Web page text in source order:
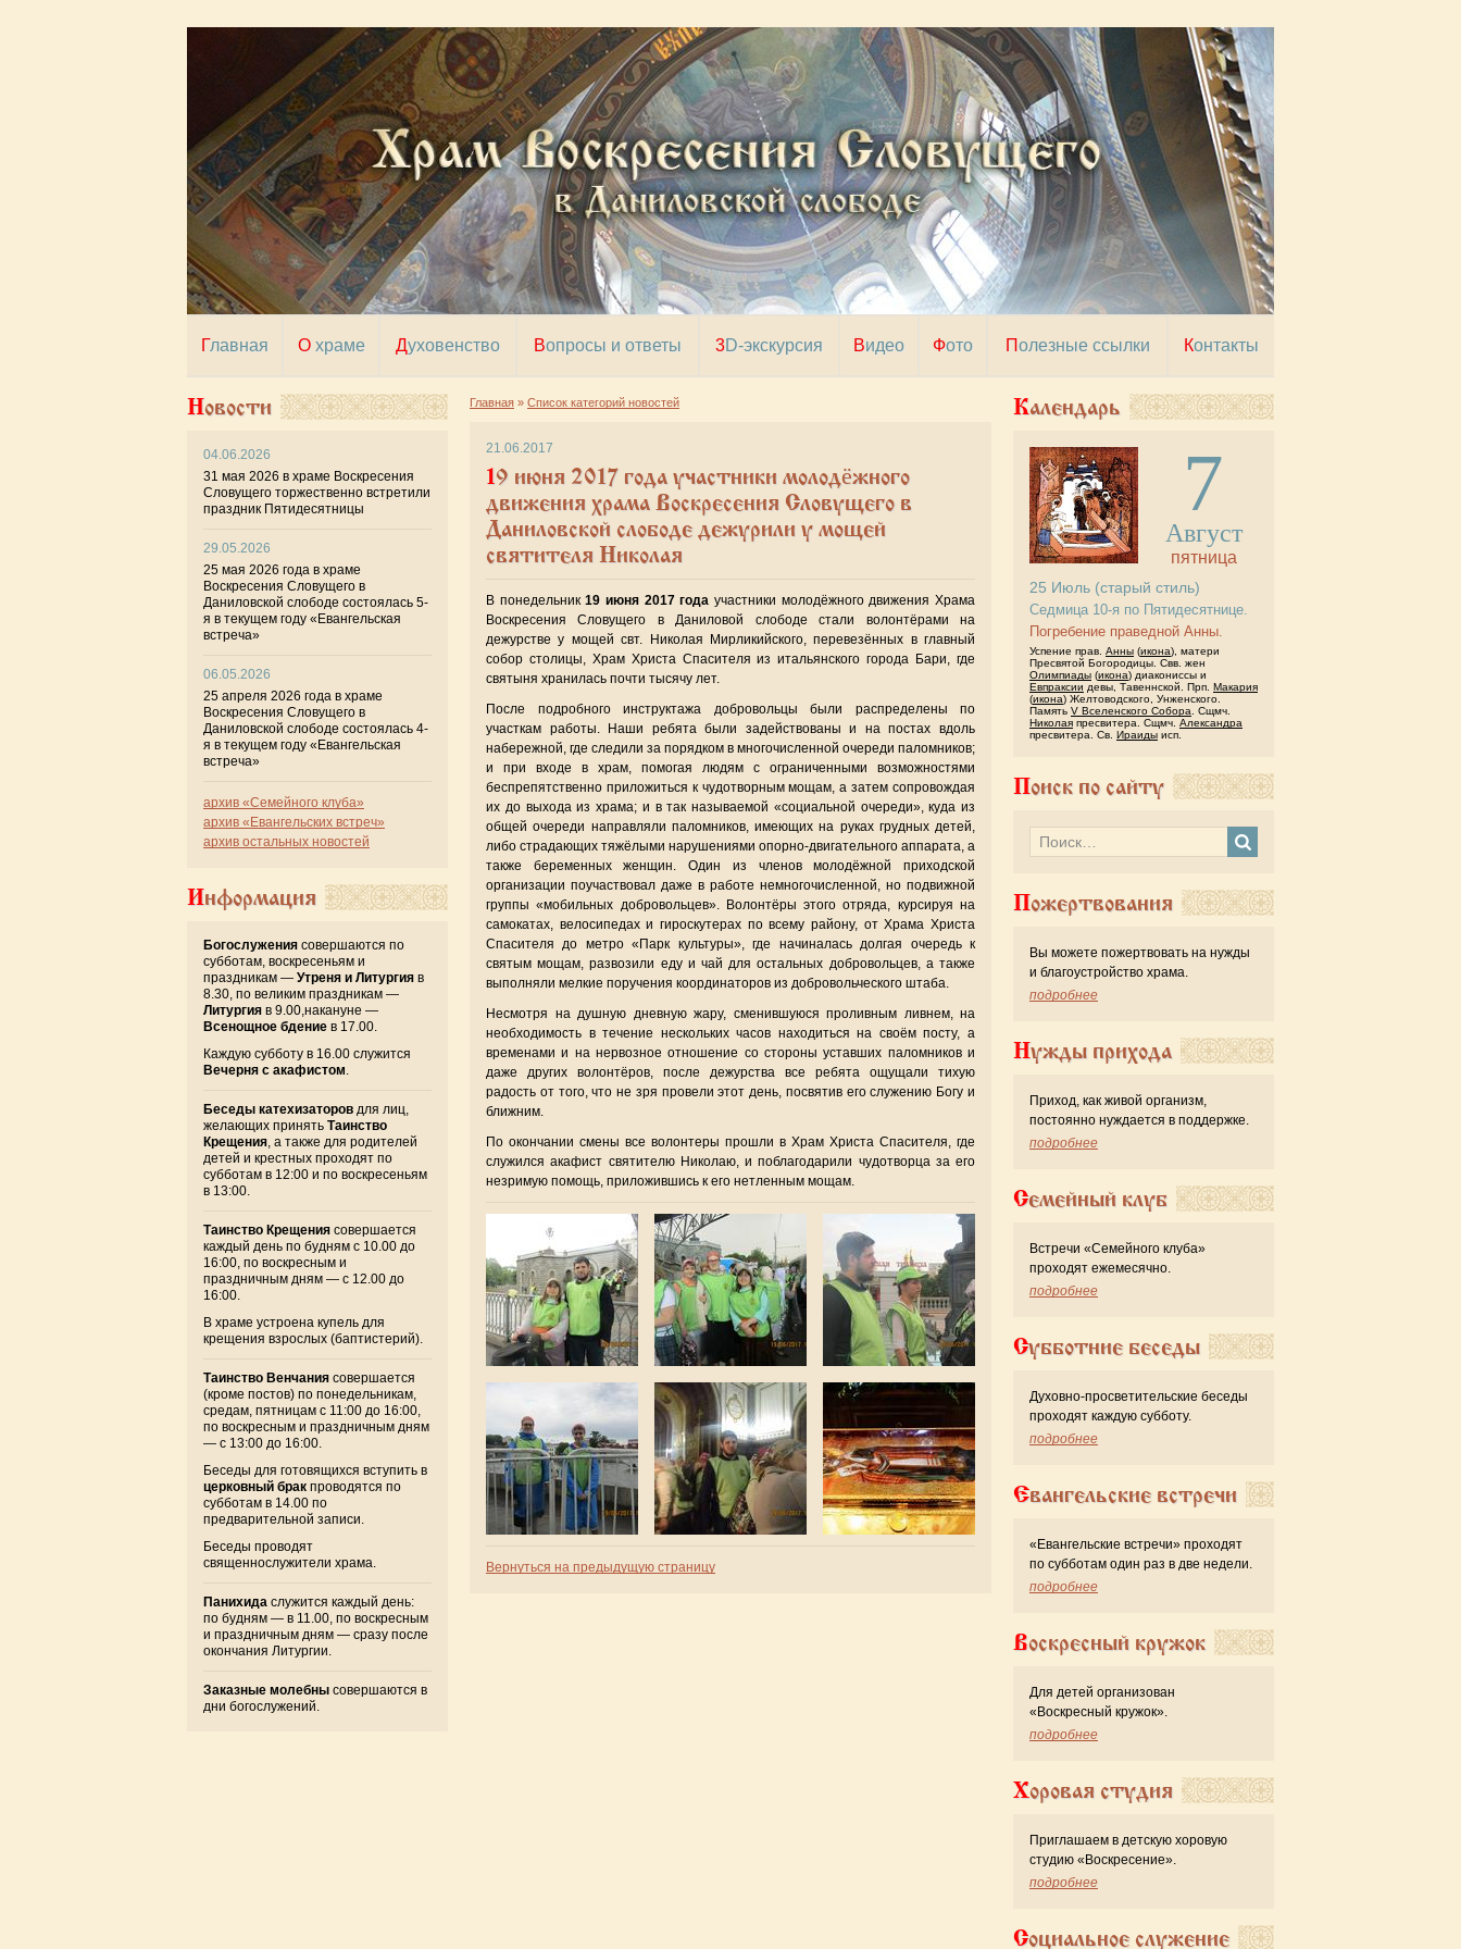
Главная О храме Духовенство Вопросы и ответы 3D-экскурсия Видео Фото Полезные ссылки Контакты
Главная » Список категорий новостей
21.06.2017
19 июня 2017 года участники молодёжного
движения храма Воскресения Словущего в
Даниловской слободе дежурили у мощей
святителя Николая
В понедельник19 июня 2017 года участники молодёжного движения Храма
Воскресения Словущего в Даниловой слободе стали волонтёрами на
дежурстве у мощей свт. Николая Мирликийского, перевезённых в главный
собор столицы, Храм Христа Спасителя из итальянского города Бари, где
святыня хранилась почти тысячу лет.
После подробного инструктажа добровольцы были распределены по
участкам работы. Наши ребята были задействованы и на постах вдоль
набережной, где следили за порядком в многочисленной очереди паломников;
и при входе в храм, помогая людям с ограниченными возможностями
беспрепятственно приложиться к чудотворным мощам, а затем сопровождая
их до выхода из храма; и в так называемой «социальной очереди», куда из
общей очереди направляли паломников, имеющих на руках грудных детей,
либо страдающих тяжёлыми нарушениями опорно-двигательного аппарата, а
также беременных женщин. Один из членов молодёжной приходской
организации поучаствовал даже в работе немногочисленной, но подвижной
группы «мобильных добровольцев». Волонтёры этого отряда, курсируя на
самокатах, велосипедах и гироскутерах по всему району, от Храма Христа
Спасителя до метро «Парк культуры», где начиналась долгая очередь к
святым мощам, развозили еду и чай для остальных добровольцев, а также
выполняли мелкие поручения координаторов из добровольческого штаба.
Несмотря на душную дневную жару, сменившуюся проливным ливнем, на
необходимость в течение нескольких часов находиться на своём посту, а
временами и на нервозное отношение со стороны уставших паломников и
даже других волонтёров, после дежурства все ребята ощущали тихую
радость от того, что не зря провели этот день, посвятив его служению Богу и
ближним.
По окончании смены все волонтеры прошли в Храм Христа Спасителя, где
служился акафист святителю Николаю, и поблагодарили чудотворца за его
незримую помощь, приложившись к его нетленным мощам.
Вернуться на предыдущую страницу
Новости
04.06.2026
31 мая 2026 в храме Воскресения
Словущего торжественно встретили
праздник Пятидесятницы
29.05.2026
25 мая 2026 года в храме
Воскресения Словущего в
Даниловской слободе состоялась 5-
я в текущем году «Евангельская
встреча»
06.05.2026
25 апреля 2026 года в храме
Воскресения Словущего в
Даниловской слободе состоялась 4-
я в текущем году «Евангельская
встреча»
архив «Семейного клуба»
архив «Евангельских встреч»
архив остальных новостей
Информация
Богослужения совершаются по
субботам, воскресеньям и
праздникам — Утреня и Литургия в
8.30, по великим праздникам —
Литургия в 9.00,накануне —
Всенощное бдение в 17.00.
Каждую субботу в 16.00 служится
Вечерня с акафистом.
Беседы катехизаторов для лиц,
желающих принять Таинство
Крещения, а также для родителей
детей и крестных проходят по
субботам в 12:00 и по воскресеньям
в 13:00.
Таинство Крещения совершается
каждый день по будням с 10.00 до
16:00, по воскресным и
праздничным дням — с 12.00 до
16:00.
В храме устроена купель для
крещения взрослых (баптистерий).
Таинство Венчания совершается
(кроме постов) по понедельникам,
средам, пятницам с 11:00 до 16:00,
по воскресным и праздничным дням
— с 13:00 до 16:00.
Беседы для готовящихся вступить в
церковный брак проводятся по
субботам в 14.00 по
предварительной записи.
Беседы проводят
священнослужители храма.
Панихида служится каждый день:
по будням — в 11.00, по воскресным
и праздничным дням — сразу после
окончания Литургии.
Заказные молебны совершаются в
дни богослужений.
Календарь
7
Август
пятница
25 Июль (старый стиль)
Седмица 10-я по Пятидесятнице.
Погребение праведной Анны.
Успение прав. Анны (икона), матери
Пресвятой Богородицы. Свв. жен
Олимпиады (икона) диакониссы и
Евпраксии девы, Тавеннской. Прп. Макария
(икона) Желтоводского, Унженского.
Память V Вселенского Собора . Сщмч.
Николая пресвитера. Сщмч. Александра
пресвитера. Св. Ираиды исп.
Поиск по сайту
Пожертвования
Вы можете пожертвовать на нужды
и благоустройство храма.
подробнее
Нужды прихода
Приход, как живой организм,
постоянно нуждается в поддержке.
подробнее
Семейный клуб
Встречи «Семейного клуба»
проходят ежемесячно.
подробнее
Субботние беседы
Духовно-просветительские беседы
проходят каждую субботу.
подробнее
Евангельские встречи
«Евангельские встречи» проходят
по субботам один раз в две недели.
подробнее
Воскресный кружок
Для детей организован
«Воскресный кружок».
подробнее
Хоровая студия
Приглашаем в детскую хоровую
студию «Воскресение».
подробнее
Социальное служение